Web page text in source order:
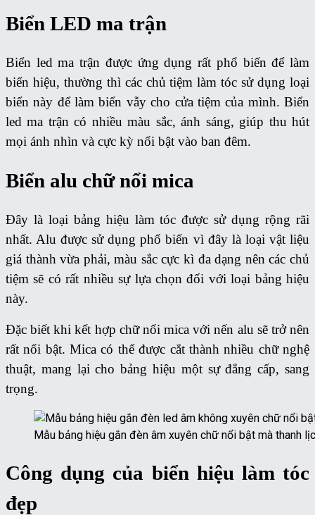
Biển LED ma trận
Biển led ma trận được ứng dụng rất phổ biến để làm
biển hiệu, thường thì các chủ tiệm làm tóc sử dụng loại
biển này để làm biển vẫy cho cửa tiệm của mình. Biển
led ma trận có nhiều màu sắc, ánh sáng, giúp thu hút
mọi ánh nhìn và cực kỳ nổi bật vào ban đêm.
Biển alu chữ nổi mica
Đây là loại bảng hiệu làm tóc được sử dụng rộng rãi
nhất. Alu được sử dụng phổ biến vì đây là loại vật liệu
giá thành vừa phải, màu sắc cực kì đa dạng nên các chủ
tiệm sẽ có rất nhiều sự lựa chọn đối với loại bảng hiệu
này.
Đặc biết khi kết hợp chữ nổi mica với nến alu sẽ trở nên
rất nổi bật. Mica có thể được cắt thành nhiều chữ nghệ
thuật, mang lại cho bảng hiệu một sự đẳng cấp, sang
trọng.
Mẫu bảng hiệu gắn đèn âm xuyên chữ nổi bật mà thanh
Công dụng của biển hiệu làm tóc
đẹp